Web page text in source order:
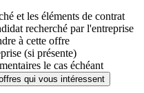
et les éléments de contrat
recherché par l'entreprise
à cette offre
(si présente)
le cas échéant
qui vous intéressent